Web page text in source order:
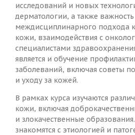
исследований и новых
дерматологии, а также важность
междисциплинарного подхода
кожи, взаимодействия с
специалистами
является и обучение
заболеваний, включая советы
и уходу за кожей.
В рамках курса изучаются
кожи, включая
и злокачественные
знакомятся с этиологией и